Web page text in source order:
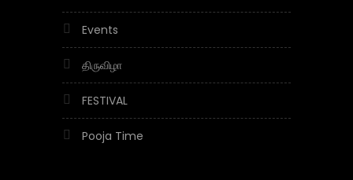
Events
திருவிழா
FESTIVAL
Pooja Time